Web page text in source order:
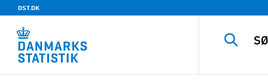
DST.DK